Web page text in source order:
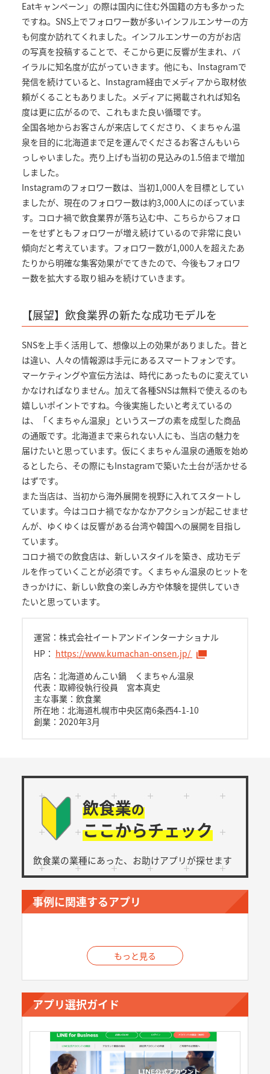
Eatキャンペーン」の際は国内に住む外国籍の方も多かった
ですね。SNS上でフォロワー数が多いインフルエンサーの方
も何度か訪れてくれました。インフルエンサーの方がお店
の写真を投稿することで、そこから更に反響が生まれ、バ
イラルに知名度が広がっていきます。他にも、Instagramで
発信を続けていると、Instagram経由でメディアから取材依
頼がくることもありました。メディアに掲載されれば知名
度は更に広がるので、これもまた良い循環です。
全国各地からお客さんが来店してくださり、くまちゃん温
泉を目的に北海道まで足を運んでくださるお客さんもいら
っしゃいました。売り上げも当初の見込みの1.5倍まで増加
しました。
Instagramのフォロワー数は、当初1,000人を目標としてい
ましたが、現在のフォロワー数は約3,000人にのぼっていま
す。コロナ禍で飲食業界が落ち込む中、こちらからフォロ
ーをせずともフォロワーが増え続けているので非常に良い
傾向だと考えています。フォロワー数が1,000人を超えたあ
たりから明確な集客効果がでてきたので、今後もフォロワ
ー数を拡大する取り組みを続けていきます。
【展望】飲食業界の新たな成功モデルを
SNSを上手く活用して、想像以上の効果がありました。昔と
は違い、人々の情報源は手元にあるスマートフォンです。
マーケティングや宣伝方法は、時代にあったものに変えてい
かなければなりません。加えて各種SNSは無料で使えるのも
嬉しいポイントですね。今後実施したいと考えているの
は、「くまちゃん温泉」というスープの素を成型した商品
の通販です。北海道まで来られない人にも、当店の魅力を
届けたいと思っています。仮にくまちゃん温泉の通販を始め
るとしたら、その際にもInstagramで築いた土台が活かせる
はずです。
また当店は、当初から海外展開を視野に入れてスタートし
ています。今はコロナ禍でなかなかアクションが起こせませ
んが、ゆくゆくは反響がある台湾や韓国への展開を目指し
ています。
コロナ禍での飲食店は、新しいスタイルを築き、成功モデ
ルを作っていくことが必須です。くまちゃん温泉のヒットを
きっかけに、新しい飲食の楽しみ方や体験を提供していき
たいと思っています。
運営：株式会社イートアンドインターナショナル
HP： https://www.kumachan-onsen.jp/
店名：北海道めんこい鍋 くまちゃん温泉
代表：取締役執行役員 宮本真史
主な事業：飲食業
所在地：北海道札幌市中央区南6条西4-1-10
創業：2020年3月
飲食業の
ここからチェック
飲食業の業種にあった、 お助けアプリが探せます
事例に関連するアプリ
もっと見る
アプリ選択ガイド